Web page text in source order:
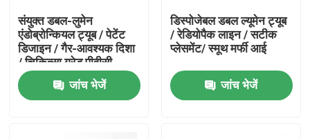
संयुक्त डबल-लुमेन
एंडोब्रोन्कियल ट्यूब / पेटेंट
डिजाइन / गैर-आवश्यक दिशा
/ चिकित्सा ग्रेड पीवीसी
जांच भेजें
डिस्पोजेबल डबल ल्यूमेन ट्यूब
/ रेडियोपैक लाइन / सटीक
प्लेसमेंट/ स्मूथ मर्फी आई
जांच भेजें